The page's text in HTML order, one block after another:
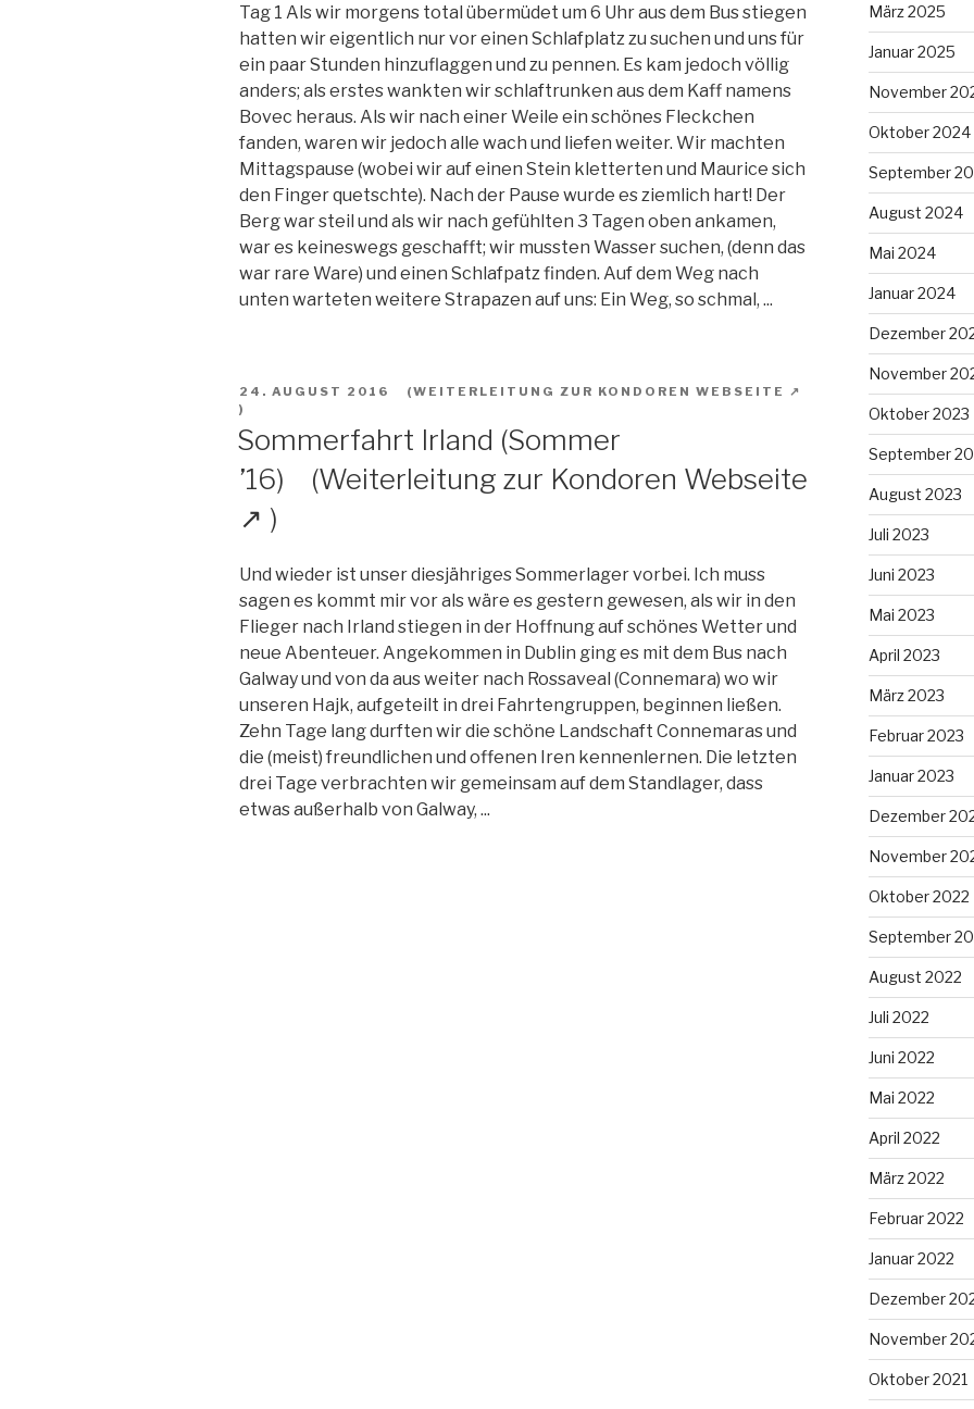
Tag 1 Als wir morgens total übermüdet um 6 Uhr aus dem Bus stiegen
hatten wir eigentlich nur vor einen Schlafplatz zu suchen und uns für
ein paar Stunden hinzuflaggen und zu pennen. Es kam jedoch völlig
anders; als erstes wankten wir schlaftrunken aus dem Kaff namens
Bovec heraus. Als wir nach einer Weile ein schönes Fleckchen
fanden, waren wir jedoch alle wach und liefen weiter. Wir machten
Mittagspause (wobei wir auf einen Stein kletterten und Maurice sich
den Finger quetschte). Nach der Pause wurde es ziemlich hart! Der
Berg war steil und als wir nach gefühlten 3 Tagen oben ankamen,
war es keineswegs geschafft; wir mussten Wasser suchen, (denn das
war rare Ware) und einen Schlafpatz finden. Auf dem Weg nach
unten warteten weitere Strapazen auf uns: Ein Weg, so schmal, ...
VERÖFFENTLICHT
AM
24. AUGUST 2016
Sommerfahrt Irland (Sommer
’16)
Und wieder ist unser diesjähriges Sommerlager vorbei. Ich muss
sagen es kommt mir vor als wäre es gestern gewesen, als wir in den
Flieger nach Irland stiegen in der Hoffnung auf schönes Wetter und
neue Abenteuer. Angekommen in Dublin ging es mit dem Bus nach
Galway und von da aus weiter nach Rossaveal (Connemara) wo wir
unseren Hajk, aufgeteilt in drei Fahrtengruppen, beginnen ließen.
Zehn Tage lang durften wir die schöne Landschaft Connemaras und
die (meist) freundlichen und offenen Iren kennenlernen. Die letzten
drei Tage verbrachten wir gemeinsam auf dem Standlager, dass
etwas außerhalb von Galway, ...
März 2025
Januar 2025
November
Oktober 2024
September
August 2024
Mai 2024
Januar 2024
Dezember
November
Oktober 2023
September
August 2023
Juli 2023
Juni 2023
Mai 2023
April 2023
März 2023
Februar 2023
Januar 2023
Dezember
November
Oktober 2022
September
August 2022
Juli 2022
Juni 2022
Mai 2022
April 2022
März 2022
Februar 2022
Januar 2022
Dezember
November
Oktober 2021